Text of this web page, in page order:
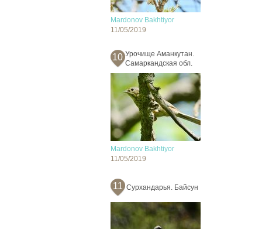
Mardonov Bakhtiyor
11/05/2019
10 Урочище Аманкутан.
Самаркандская обл.
Mardonov Bakhtiyor
11/05/2019
11 Сурхандарья. Байсун